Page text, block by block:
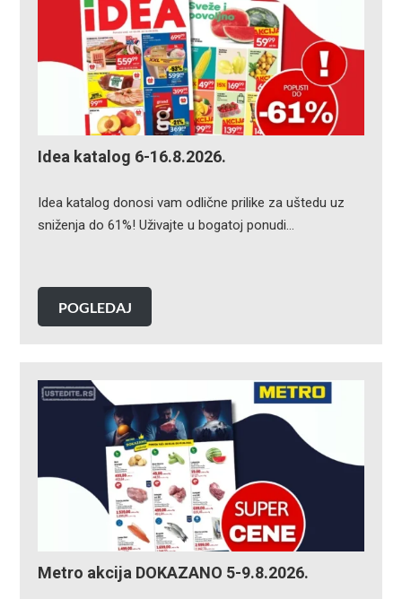
Idea katalog 6-16.8.2026.
Idea katalog donosi vam odlične prilike za uštedu uz
sniženja do 61%! Uživajte u bogatoj ponudi…
POGLEDAJ
Metro akcija DOKAZANO 5-9.8.2026.